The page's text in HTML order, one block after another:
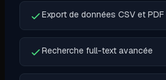
Export de données CSV et PDF
Recherche full-text avancée